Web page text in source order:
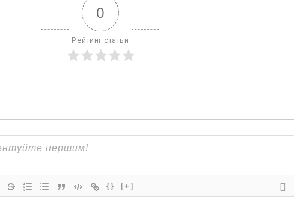
0
Рейтинг статьи
{} [+]